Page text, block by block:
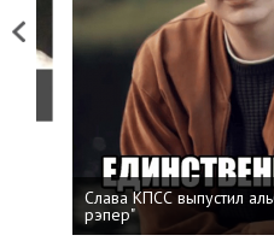
Previous
Слава КПСС выпустил
рэпер"